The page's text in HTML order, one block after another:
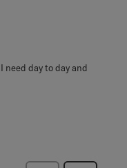
need day to day and